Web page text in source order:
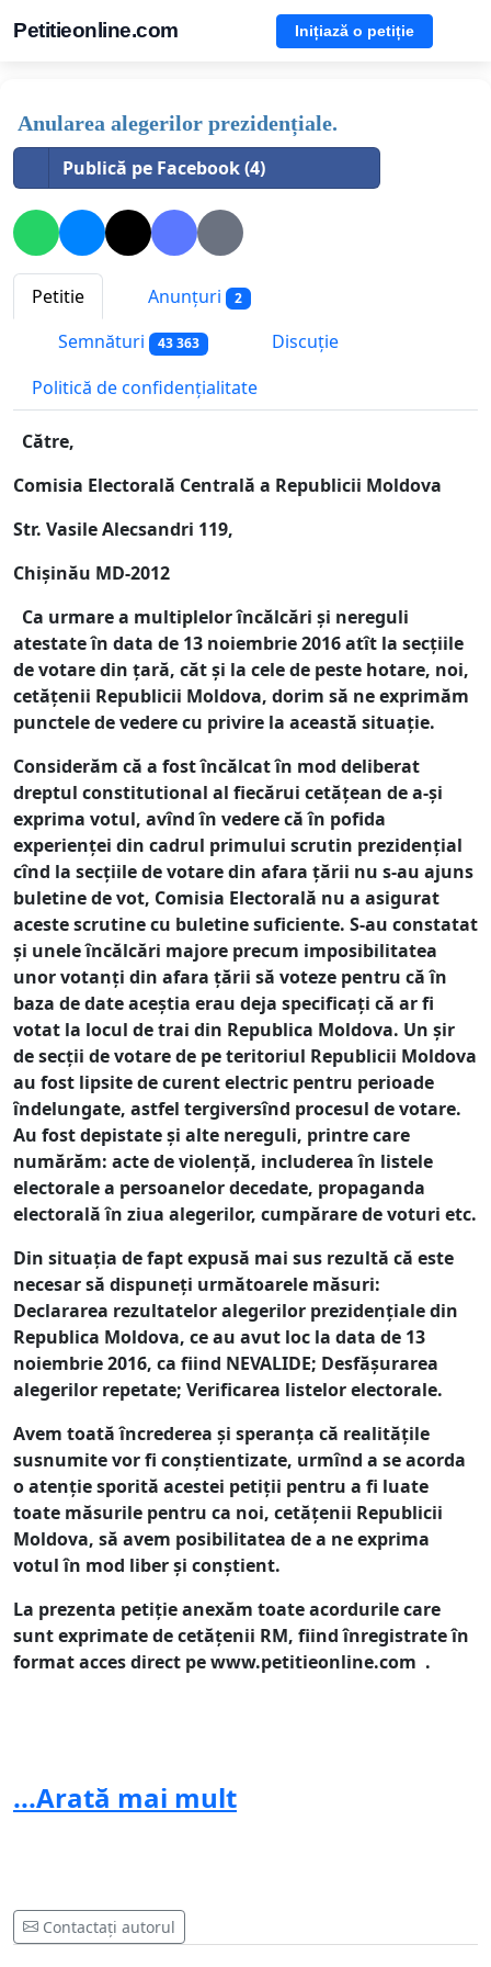
Petitieonline.com Inițiază o petiție
Anularea alegerilor prezidențiale.
Publică pe Facebook (4)
Petitie Anunțuri 2
Semnături 43 363
Discuție
Politică de confidențialitate
Către,
Comisia Electorală Centrală a Republicii Moldova
Str. Vasile Alecsandri 119,
Chișinău MD-2012
Ca urmare a multiplelor încălcări și nereguli
atestate în data de 13 noiembrie 2016 atît la secțiile
de votare din țară, căt și la cele de peste hotare, noi,
cetățenii Republicii Moldova, dorim să ne exprimăm
punctele de vedere cu privire la această situație.
Considerăm că a fost încălcat în mod deliberat
dreptul constitutional al fiecărui cetățean de a-și
exprima votul, avînd în vedere că în pofida
experienței din cadrul primului scrutin prezidențial
cînd la secțiile de votare din afara țării nu s-au ajuns
buletine de vot, Comisia Electorală nu a asigurat
aceste scrutine cu buletine suficiente. S-au constatat
și unele încălcări majore precum imposibilitatea
unor votanți din afara țării să voteze pentru că în
baza de date aceștia erau deja specificați că ar fi
votat la locul de trai din Republica Moldova. Un șir
de secții de votare de pe teritoriul Republicii Moldova
au fost lipsite de curent electric pentru perioade
îndelungate, astfel tergiversînd procesul de votare.
Au fost depistate și alte nereguli, printre care
numărăm: acte de violență, includerea în listele
electorale a persoanelor decedate, propaganda
electorală în ziua alegerilor, cumpărare de voturi etc.
Din situația de fapt expusă mai sus rezultă că este
necesar să dispuneți următoarele măsuri:
Declararea rezultatelor alegerilor prezidențiale din
Republica Moldova, ce au avut loc la data de 13
noiembrie 2016, ca fiind NEVALIDE; Desfășurarea
alegerilor repetate; Verificarea listelor electorale.
Avem toată încrederea și speranța că realitățile
susnumite vor fi conștientizate, urmînd a se acorda
o atenție sporită acestei petiții pentru a fi luate
toate măsurile pentru ca noi, cetățenii Republicii
Moldova, să avem posibilitatea de a ne exprima
votul în mod liber și conștient.
La prezenta petiție anexăm toate acordurile care
sunt exprimate de cetățenii RM, fiind înregistrate în
format acces direct pe www.petitieonline.com .
raioane din țară. CEC să ia măsuri!
prezidentiale,
2) executarea defectuoasa a atributiilor de catre CEC si
...Arată mai mult
Contactați autorul